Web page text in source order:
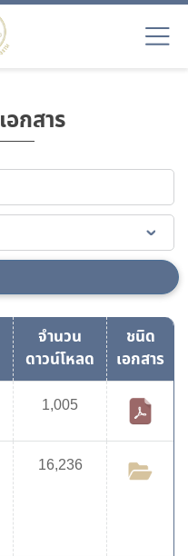
เอกสาร
จำนวน
ดาวน์โหลด
ชนิด
เอกสาร
1,005
16,236